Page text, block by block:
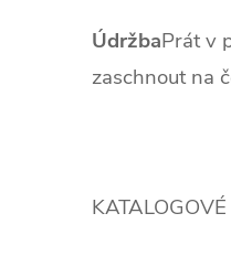
ÚdržbaPrát v
zaschnout na